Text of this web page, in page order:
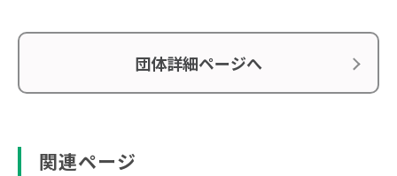
団体詳細ページへ
関連ページ